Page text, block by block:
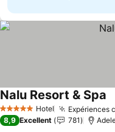
5 Étoiles Hotel Expériences
Nalu Resort & Spa
8,9 Excellent 781